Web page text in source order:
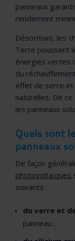
panneaux
rendement
Désormais, les
Terre poussent
énergies vertes
du
effet de serre et
naturelles. De
les panneaux
Quels sont
panneaux
De façon
photovoltaïques
suivants :
du verre et
panneau ;